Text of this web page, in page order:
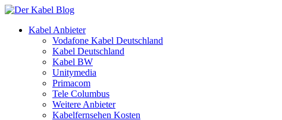
Kabel Anbieter
Vodafone Kabel Deutschland
Kabel Deutschland
Kabel BW
Unitymedia
Primacom
Tele Columbus
Weitere Anbieter
Kabelfernsehen Kosten